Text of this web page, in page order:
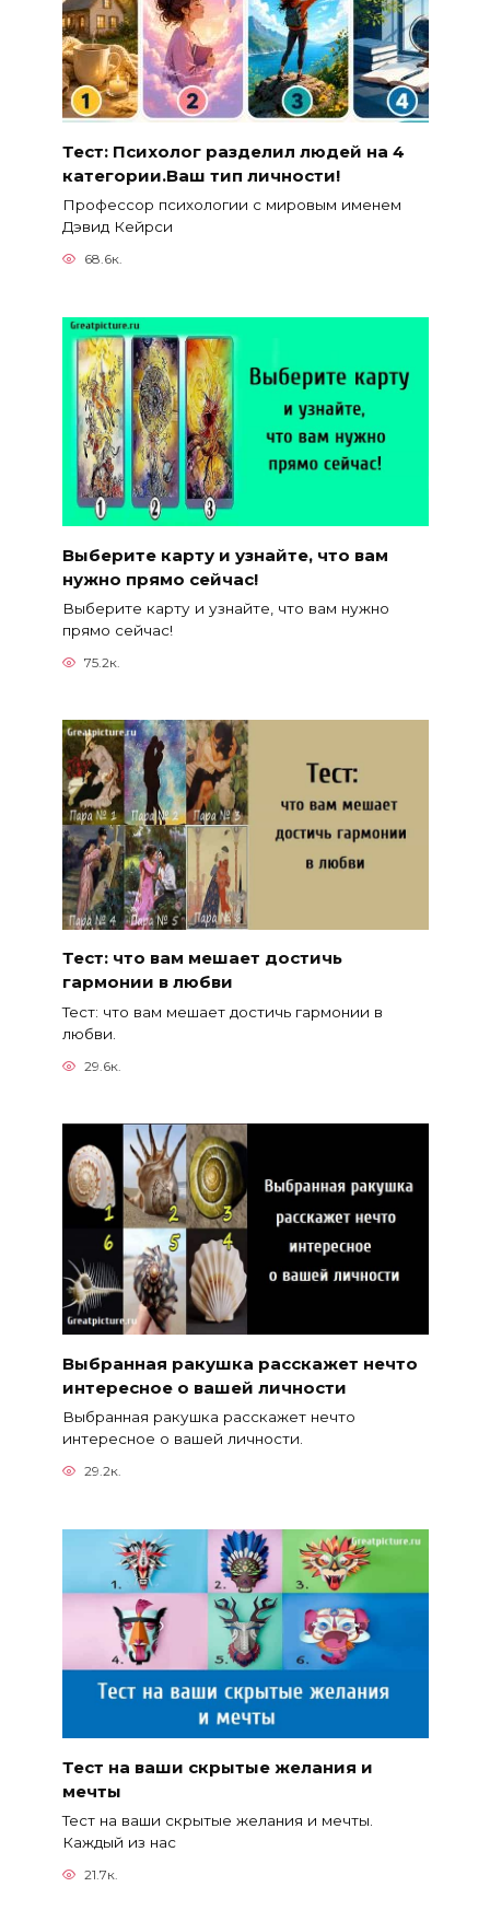
Тест: Психолог разделил людей на 4
категории.Ваш тип личности!
Профессор психологии с мировым именем
Дэвид Кейрси
68.6к.
Выберите карту и узнайте, что вам
нужно прямо сейчас!
Выберите карту и узнайте, что вам нужно
прямо сейчас!
75.2к.
Тест: что вам мешает достичь
гармонии в любви
Тест: что вам мешает достичь гармонии в
любви.
29.6к.
Выбранная ракушка расскажет нечто
интересное о вашей личности
Выбранная ракушка расскажет нечто
интересное о вашей личности.
29.2к.
Тест на ваши скрытые желания и
мечты
Тест на ваши скрытые желания и мечты.
Каждый из нас
21.7к.